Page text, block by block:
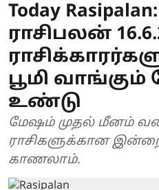
Today
ராசிபலன்
பூமி
உண்டு
மேஷம் முதல் மீனம்
ராசிகளுக்கான
காணலாம்.